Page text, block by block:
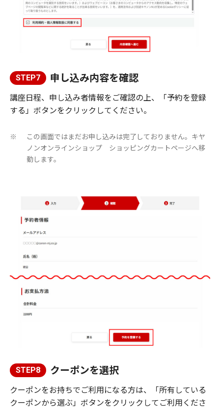
STEP7 申し込み内容を確認
講座日程、申し込み者情報をご確認の上、「予約を登録
する」ボタンをクリックしてください。
※
この画面ではまだお申し込みは完了しておりません。キヤ
ノンオンラインショップ ショッピングカートページへ移
動します。
STEP8 クーポンを選択
クーポンをお持ちでご利用になる方は、「所有している
クーポンから選ぶ」ボタンをクリックしてご利用くださ